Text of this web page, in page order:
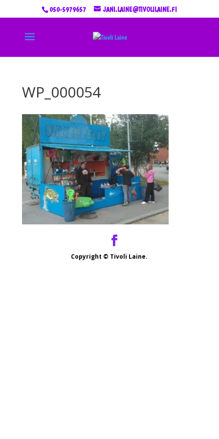
050-5979657 JANI.LAINE@TIVOLILAINE.FI
WP_000054
Copyright © Tivoli Laine.